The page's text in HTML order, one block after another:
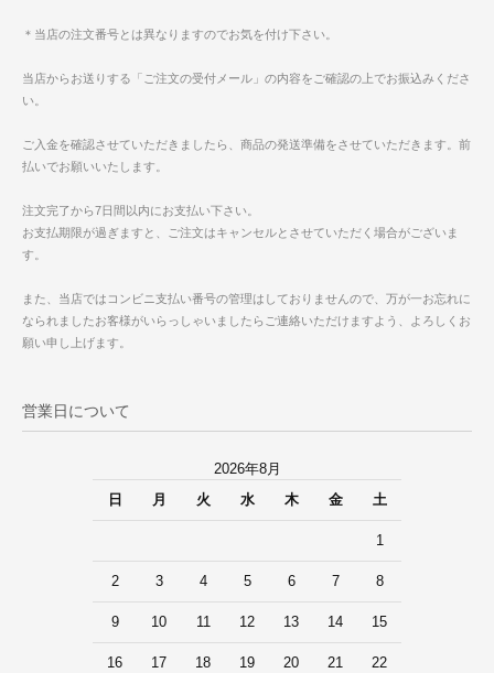
＊当店の注文番号とは異なりますのでお気を付け下さい。
当店からお送りする「ご注文の受付メール」の内容をご確認の上でお振込みくださ
い。
ご入金を確認させていただきましたら、商品の発送準備をさせていただきます。前
払いでお願いいたします。
注文完了から7日間以内にお支払い下さい。
お支払期限が過ぎますと、ご注文はキャンセルとさせていただく場合がございま
す。
また、当店ではコンビニ支払い番号の管理はしておりませんので、万が一お忘れに
なられましたお客様がいらっしゃいましたらご連絡いただけますよう、よろしくお
願い申し上げます。
営業日について
2026年8月
日
月 火 水 木 金 土
1
2 3 4 5 6 7 8
9 10 11 12 13 14 15
16 17 18 19 20 21 22